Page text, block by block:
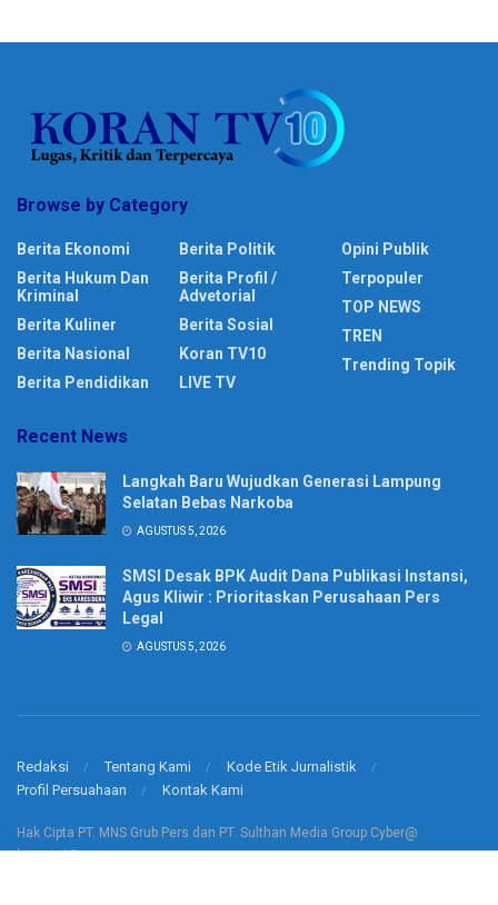
Browse by Category
Berita Ekonomi
Berita Hukum Dan
Kriminal
Berita Kuliner
Berita Nasional
Berita Pendidikan
Berita Politik
Berita Profil /
Advetorial
Berita Sosial
Koran TV10
LIVE TV
Opini Publik
Terpopuler
TOP NEWS
TREN
Trending Topik
Recent News
Langkah Baru Wujudkan Generasi Lampung
Selatan Bebas Narkoba
AGUSTUS 5, 2026
SMSI Desak BPK Audit Dana Publikasi Instansi,
Agus Kliwir : Prioritaskan Perusahaan Pers
Legal
AGUSTUS 5, 2026
Redaksi Tentang Kami
Kode Etik Jurnalistik
Profil Persuahaan
Kontak Kami
Hak Cipta PT. MNS Grub Pers dan PT. Sulthan Media Group Cyber@
korantv10.com